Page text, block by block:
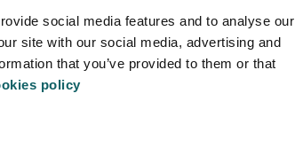
social media features and to analyse our
site with our social media, advertising and
that you’ve provided to them or that
policy